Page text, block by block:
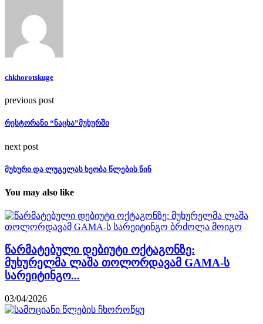
chkhorotskuge
previous post
რესტორანი “ნაცხა”მუხურში
next post
მუხური და ლუგელას ხეობა წლების წინ
You may also like
წარმატებული დებიუტი ოქტაგონზე:
მუხურელმა ლაშა თოლორდავამ GAMA-ს
სარეიტინგო...
03/04/2026